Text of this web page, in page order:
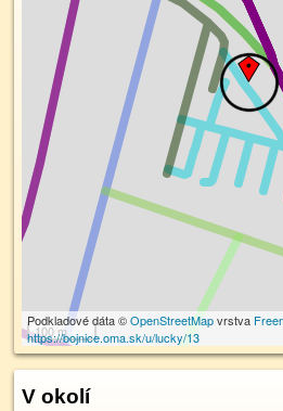
100 m
Podkladové dáta ©OpenStreetMapvrstva
https://bojnice.oma.sk/u/lucky/13
V okolí